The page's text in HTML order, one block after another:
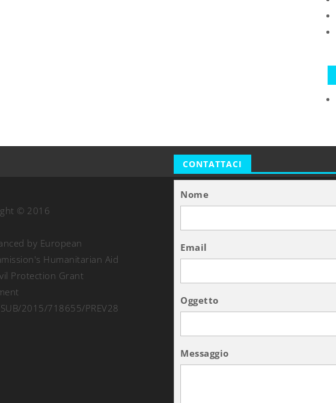
© 2016
by European
Humanitarian Aid
Protection Grant
2015/718655/PREV28
CONTATTACI
Nome
Email
Oggetto
Messaggio